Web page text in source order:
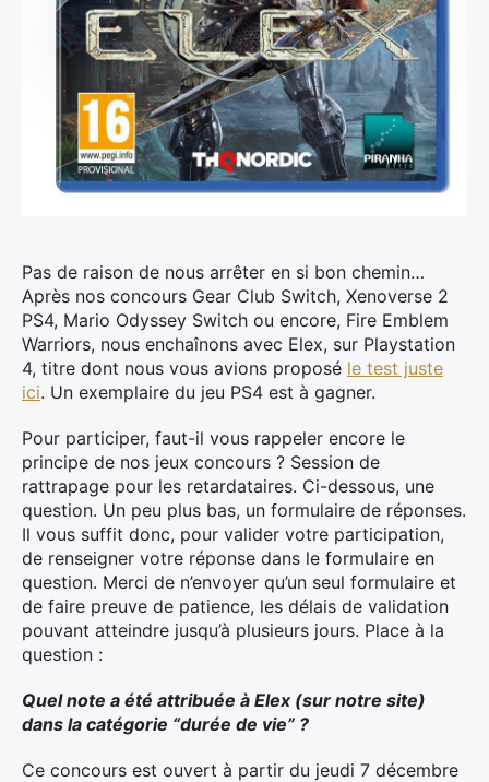
Pas de raison de nous arrêter en si bon chemin…
Après nos concours Gear Club Switch, Xenoverse 2
PS4, Mario Odyssey Switch ou encore, Fire Emblem
Warriors, nous enchaînons avec Elex, sur Playstation
4, titre dont nous vous avions proposé le test juste
ici. Un exemplaire du jeu PS4 est à gagner.
Pour participer, faut-il vous rappeler encore le
principe de nos jeux concours ? Session de
rattrapage pour les retardataires. Ci-dessous, une
question. Un peu plus bas, un formulaire de réponses.
Il vous suffit donc, pour valider votre participation,
de renseigner votre réponse dans le formulaire en
question. Merci de n’envoyer qu’un seul formulaire et
de faire preuve de patience, les délais de validation
pouvant atteindre jusqu’à plusieurs jours. Place à la
question :
Quel note a été attribuée à Elex (sur notre site)
dans la catégorie “durée de vie” ?
Ce concours est ouvert à partir du jeudi 7 décembre